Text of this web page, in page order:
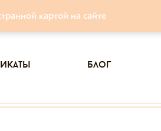
картой на сайте
блог